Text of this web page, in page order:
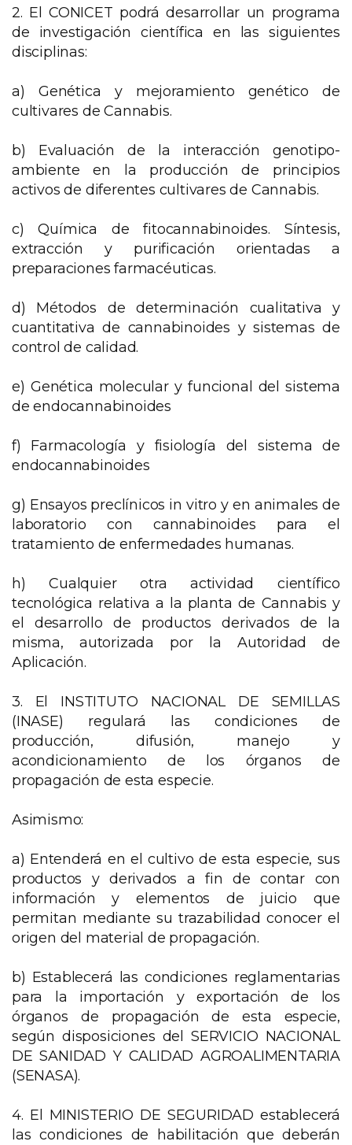
2. El CONICET podrá desarrollar un programa
de investigación científica en las siguientes
disciplinas:
a) Genética y mejoramiento genético de
cultivares de Cannabis.
b) Evaluación de la interacción genotipo-
ambiente en la producción de principios
activos de diferentes cultivares de Cannabis.
c) Química de fitocannabinoides. Síntesis,
extracción y purificación orientadas a
preparaciones farmacéuticas.
d) Métodos de determinación cualitativa y
cuantitativa de cannabinoides y sistemas de
control de calidad.
e) Genética molecular y funcional del sistema
de endocannabinoides
f) Farmacología y fisiología del sistema de
endocannabinoides
g) Ensayos preclínicos in vitro y en animales de
laboratorio con cannabinoides para el
tratamiento de enfermedades humanas.
h) Cualquier otra actividad científico
tecnológica relativa a la planta de Cannabis y
el desarrollo de productos derivados de la
misma, autorizada por la Autoridad de
Aplicación.
3. El INSTITUTO NACIONAL DE SEMILLAS
(INASE) regulará las condiciones de
producción, difusión, manejo y
acondicionamiento de los órganos de
propagación de esta especie.
Asimismo:
a) Entenderá en el cultivo de esta especie, sus
productos y derivados a fin de contar con
información y elementos de juicio que
permitan mediante su trazabilidad conocer el
origen del material de propagación.
b) Establecerá las condiciones reglamentarias
para la importación y exportación de los
órganos de propagación de esta especie,
según disposiciones del SERVICIO NACIONAL
DE SANIDAD Y CALIDAD AGROALIMENTARIA
(SENASA).
4. El MINISTERIO DE SEGURIDAD establecerá
las condiciones de habilitación que deberán